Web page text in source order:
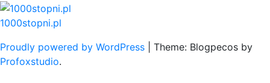
Skip
to
1000stopni.pl
Proudly powered by WordPress
Theme: Blogpecos by
Profoxstudio.